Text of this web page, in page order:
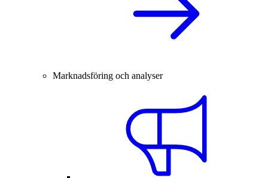
Marknadsföring och analyser